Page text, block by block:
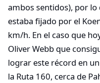
ambos sentidos), por
estaba fijado por el
km/h. En el caso que
Oliver Webb que
lograr este récord en
la Ruta 160, cerca de